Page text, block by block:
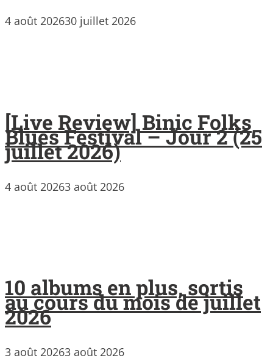
4 août 202630 juillet 2026
[Live Review] Binic Folks
Blues Festival – Jour 2 (25
juillet 2026)
4 août 20263 août 2026
10 albums en plus, sortis
au cours du mois de juillet
2026
3 août 20263 août 2026